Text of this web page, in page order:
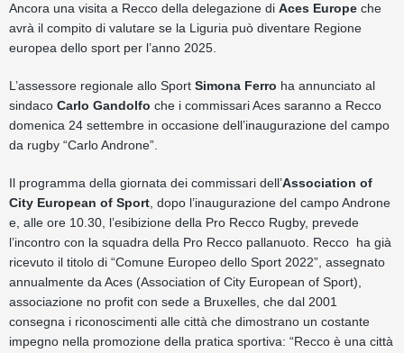
Ancora una visita a Recco della delegazione di Aces Europe che
avrà il compito di valutare se la Liguria può diventare Regione
europea dello sport per l’anno 2025.
L’assessore regionale allo Sport Simona Ferro ha annunciato al
sindaco Carlo Gandolfo che i commissari Aces saranno a Recco
domenica 24 settembre in occasione dell’inaugurazione del campo
da rugby “Carlo Androne”.
Il programma della giornata dei commissari dell’Association of
City European of Sport , dopo l’inaugurazione del campo Androne
e, alle ore 10.30, l’esibizione della Pro Recco Rugby, prevede
l’incontro con la squadra della Pro Recco pallanuoto. Recco ha già
ricevuto il titolo di “Comune Europeo dello Sport 2022”, assegnato
annualmente da Aces (Association of City European of Sport),
associazione no profit con sede a Bruxelles, che dal 2001
consegna i riconoscimenti alle città che dimostrano un costante
impegno nella promozione della pratica sportiva: “Recco è una città